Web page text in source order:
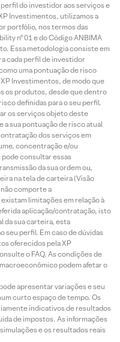
do investidor aos serviços e
Investimentos, utilizamos a
portfólio, nos termos das
nº 01 e do Código ANBIMA
Essa metodologia consiste em
cada perfil de investidor
uma pontuação de risco
Investimentos, de modo que
os produtos, desde que dentro
definidas para o seu perfil.
os serviços objeto deste
a sua pontuação de risco atual
dos serviços em
concentração e/ou
pode consultar essas
da sua ordem ou,
na tela de carteira (Visão
comporte a
limitações em relação à
aplicação/contratação, isto
da sua carteira, esta
seu perfil. Em caso de dúvidas
oferecidos pela XP
o FAQ. As condições de
podem afetar o
apresentar variações e seu
curto espaço de tempo. Os
indicativos de resultados
de impostos. As informações
e os resultados reais